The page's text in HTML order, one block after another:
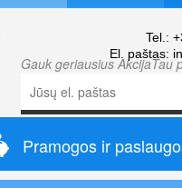
Tel.:
El. paštas:
Gauk geriausius AkcijaTau
Pramogos ir